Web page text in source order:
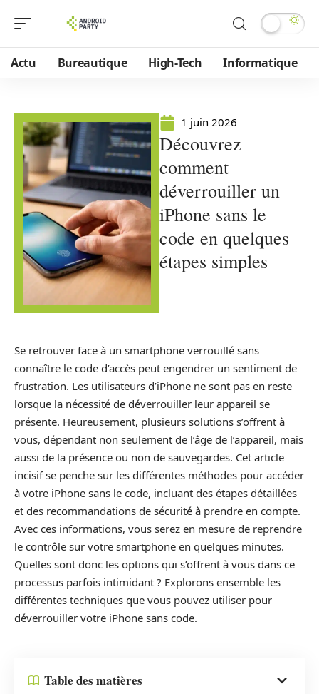
Actu Bureautique High-Tech Informatique
1 juin 2026
Découvrez
comment
déverrouiller un
iPhone sans le
code en quelques
étapes simples
Se retrouver face à un smartphone verrouillé sans
connaître le code d’accès peut engendrer un sentiment de
frustration. Les utilisateurs d’iPhone ne sont pas en reste
lorsque la nécessité de déverrouiller leur appareil se
présente. Heureusement, plusieurs solutions s’offrent à
vous, dépendant non seulement de l’âge de l’appareil, mais
aussi de la présence ou non de sauvegardes. Cet article
incisif se penche sur les différentes méthodes pour accéder
à votre iPhone sans le code, incluant des étapes détaillées
et des recommandations de sécurité à prendre en compte.
Avec ces informations, vous serez en mesure de reprendre
le contrôle sur votre smartphone en quelques minutes.
Quelles sont donc les options qui s’offrent à vous dans ce
processus parfois intimidant ? Explorons ensemble les
différentes techniques que vous pouvez utiliser pour
déverrouiller votre iPhone sans code.
Table des matières